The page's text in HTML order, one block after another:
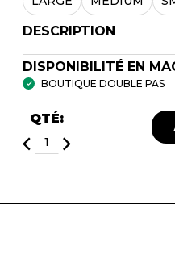
DESCRIPTION
DISPONIBILITÉ EN
BOUTIQUE DOUBLE PAS
QTÉ: